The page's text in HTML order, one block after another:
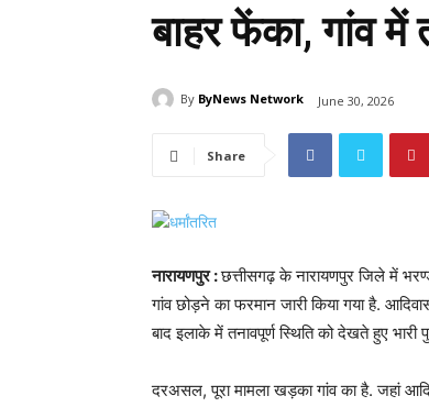
बाहर फेंका, गांव में
By ByNews Network June 30, 2026
Share
नारायणपुर :छत्तीसगढ़ के नारायणपुर जिले में
गांव छोड़ने का फरमान जारी किया गया है.
बाद इलाके में तनावपूर्ण स्थिति को देखते हुए भारी
दरअसल, पूरा मामला खड़का गांव का है. जहां